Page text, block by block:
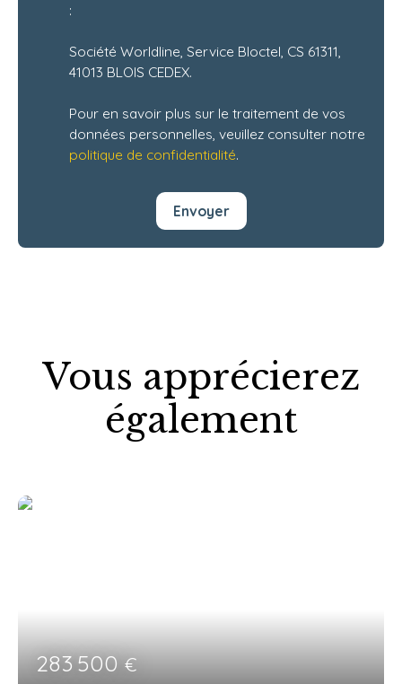
:
Société Worldline, Service Bloctel, CS 61311,
41013 BLOIS CEDEX.
Pour en savoir plus sur le traitement de vos
données personnelles, veuillez consulter notre
politique de confidentialité.
Envoyer
Vous apprécierez
également
283 500€